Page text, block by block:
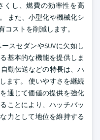
くし、燃費の効率性を高
また、小型化や機械化シ
ストを削減します。
スセダンやSUVに欠如し
基本的な機能を提供しま
動伝送などの特長は、ハ
ます。 使いやすさを継続
通じて価値の提供を強化
ことにより、ハッチバッ
力として地位を維持する